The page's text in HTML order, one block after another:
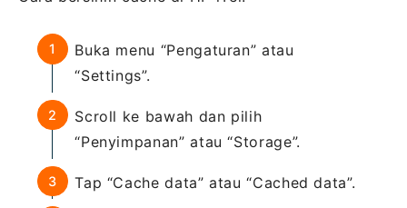
Buka menu “Pengaturan” atau
“Settings”.
Scroll ke bawah dan pilih
“Penyimpanan” atau “Storage”.
Tap “Cache data” atau “Cached data”.